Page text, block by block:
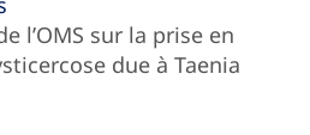
l’OMS sur la prise en
due à Taenia